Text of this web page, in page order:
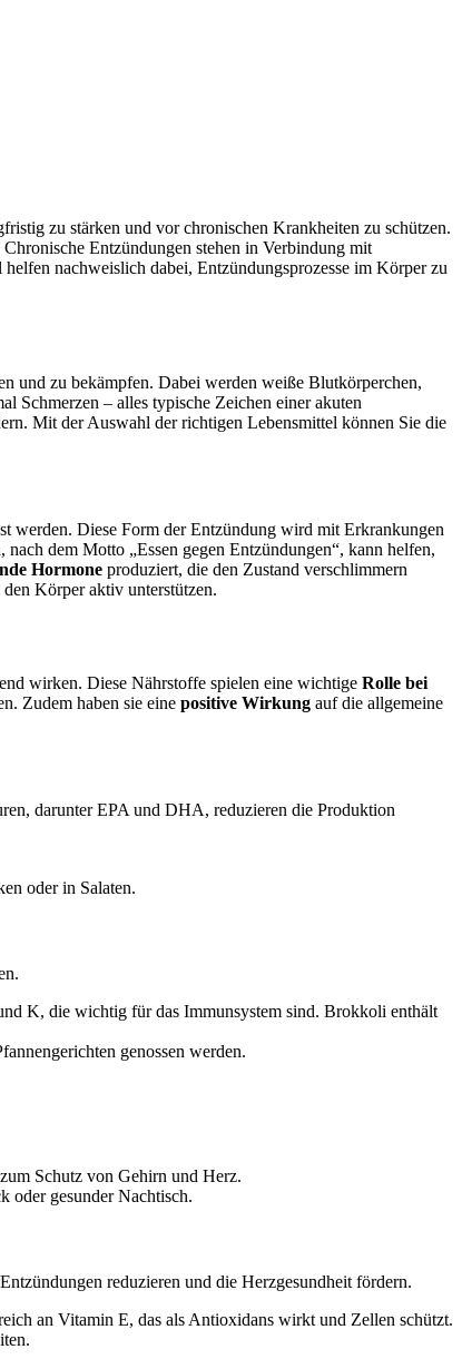
zu stärken und vor chronischen Krankheiten zu schützen.
Entzündungen stehen in Verbindung mit
nachweislich dabei, Entzündungsprozesse im Körper zu
und zu bekämpfen. Dabei werden weiße Blutkörperchen,
Schmerzen – alles typische Zeichen einer akuten
Mit der Auswahl der richtigen Lebensmittel können Sie die
werden. Diese Form der Entzündung wird mit Erkrankungen
dem Motto „Essen gegen Entzündungen“, kann helfen,
Hormone produziert, die den Zustand verschlimmern
den Körper aktiv unterstützen.
wirken. Diese Nährstoffe spielen eine wichtige Rolle bei
Zudem haben sie eine positive Wirkung auf die allgemeine
darunter EPA und DHA, reduzieren die Produktion
oder in Salaten.
K, die wichtig für das Immunsystem sind. Brokkoli enthält
genossen werden.
Schutz von Gehirn und Herz.
oder gesunder Nachtisch.
reduzieren und die Herzgesundheit fördern.
an Vitamin E, das als Antioxidans wirkt und Zellen schützt.